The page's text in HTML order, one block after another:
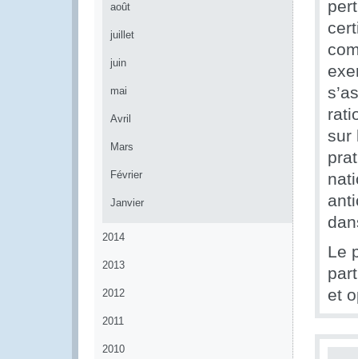
août
juillet
juin
mai
Avril
Mars
Février
Janvier
2014
2013
2012
2011
2010
sur
Le
et